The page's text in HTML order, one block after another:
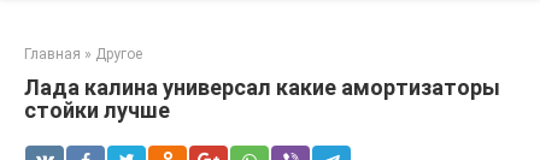
Главная » Другое
Лада калина универсал какие амортизаторы
стойки лучше